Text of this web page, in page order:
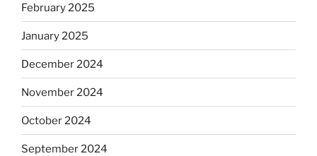
February 2025
January 2025
December 2024
November 2024
October 2024
September 2024